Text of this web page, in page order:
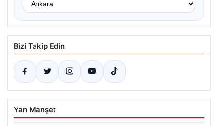
Bizi Takip Edin
Yan Manşet